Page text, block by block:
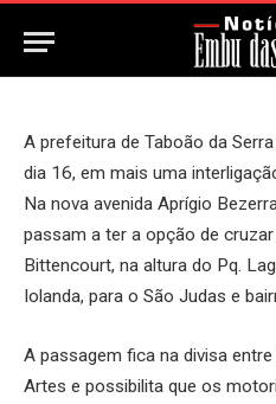
17 de Agosto, 2024 Updated: 17
A prefeitura de Taboão da
dia 16, em mais uma
Na nova avenida Aprígio
passam a ter a opção de
Bittencourt, na altura do Pq.
Iolanda, para o São Judas e
A passagem fica na divisa
Artes e possibilita que os